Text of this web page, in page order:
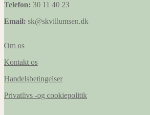
Telefon: 30 11 40 23
Email: sk@skvillumsen.dk
Om os
Kontakt os
Handelsbetingelser
Privatlivs -og cookiepolitik